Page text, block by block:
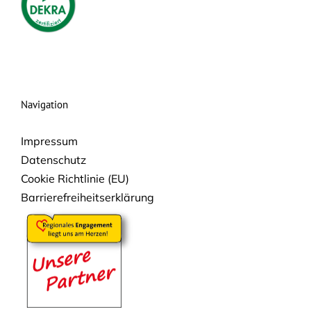
Navigation
Impressum
Datenschutz
Cookie Richtlinie (EU)
Barrierefreiheitserklärung